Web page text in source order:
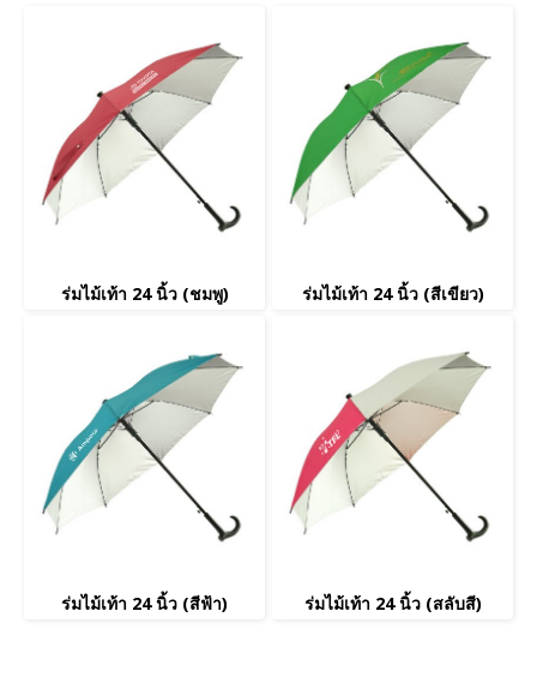
ร่มไม้เท้า 24 นิ้ว (ชมพู) ร่มไม้เท้า 24 นิ้ว (สีเขียว)
ร่มไม้เท้า 24 นิ้ว (สีฟ้า) ร่มไม้เท้า 24 นิ้ว (สลับสี)